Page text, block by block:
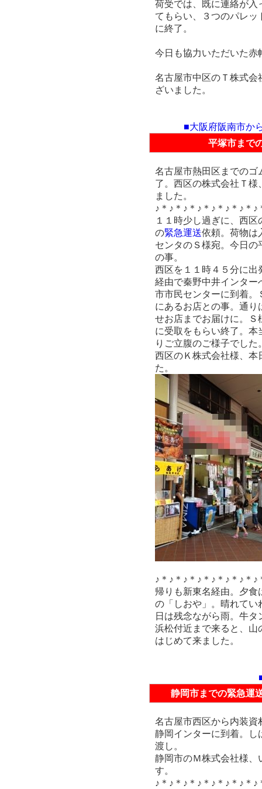
荷受では、既に連絡が入
てもらい、３つのパレ
に終了。
今日も協力いただいた赤
名古屋市中区のＴ株式会
ざいました。
■大阪府阪南市か
平塚市まで
名古屋市熱田区までのゴ
了。西区の株式会社Ｔ
ました。
♪＊♪＊♪＊♪＊♪＊♪＊♪＊
１１時少し過ぎに、西
の緊急運送依頼。荷物は
センタのＳ様宛。今日
の事。
西区を１１時４５分に出
経由で秦野中井インター
市市民センターに到着。
にあるお店との事。通
せお店までお届けに。Ｓ
に受取をもらい終了。
りご立腹のご様子でした
西区のＫ株式会社様、本
た。
♪＊♪＊♪＊♪＊♪＊♪＊♪＊
帰りも新東名経由。夕
の「しおや」。晴れてい
日は残念ながら雨。牛
浜松付近まで来ると、山
はじめて来ました。
静岡市までの緊急運
名古屋市西区から内装資
静岡インターに到着。し
渡し。
静岡市のＭ株式会社様、
す。
♪＊♪＊♪＊♪＊♪＊♪＊♪＊